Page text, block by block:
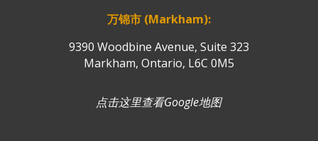
万锦市 (Markham):
9390 Woodbine Avenue, Suite 323
Markham, Ontario, L6C 0M5
点击这里查看Google地图